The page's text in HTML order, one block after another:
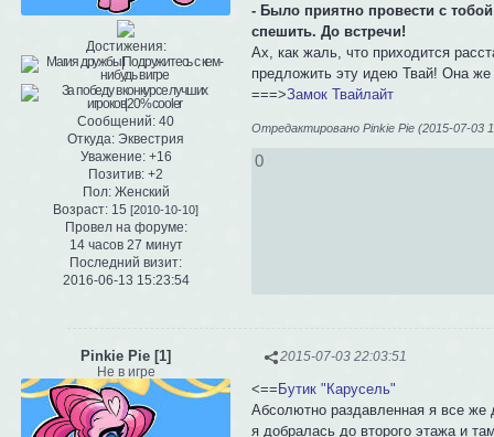
Достижения:
Сообщений: 40
Откуда: Эквестрия
Уважение: +16
Позитив: +2
Пол:Женский
Возраст: 15 [2010-10-10]
Провел на форуме:
14 часов 27 минут
Последний визит:
2016-06-13 15:23:54
- Было приятно провести с
спешить. До встречи!
Ах, как жаль, что приходится
предложить эту идею Твай! Она
===>Замок Твайлайт
Отредактировано Pinkie Pie (2015-07-03
0
2015-07-03 22:03:51
Pinkie Pie [1]
Не в игре
<== Бутик "Карусель"
Абсолютно раздавленная я все же
я добралась до второго этажа и